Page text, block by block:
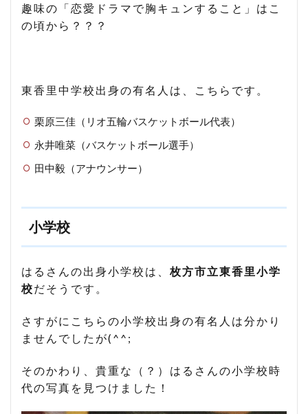
趣味の「恋愛ドラマで胸キュンすること」はこ
の頃から？？？
東香里中学校出身の有名人は、こちらです。
栗原三佳（リオ五輪バスケットボール代表）
永井唯菜（バスケットボール選手）
田中毅（アナウンサー）
小学校
はるさんの出身小学校は、 枚方市立東香里小学
校だそうです。
さすがにこちらの小学校出身の有名人は分かり
ませんでしたが(^^;
そのかわり、貴重な（？）はるさんの小学校時
代の写真を見つけました！